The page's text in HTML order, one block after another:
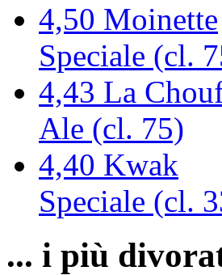
4,50 Moinette
Speciale (cl.
4,43 La
Ale (cl. 75)
4,40 Kwak
Speciale (cl.
... i più